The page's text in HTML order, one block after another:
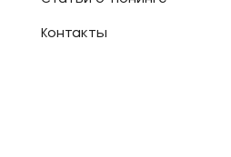
Контакты